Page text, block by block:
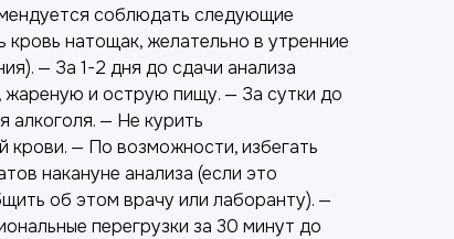
соблюдать следующие
кровь натощак, желательно в утренние
— За 1-2 дня до сдачи анализа
и острую пищу. — За сутки до
алкоголя. — Не курить
крови. — По возможности, избегать
накануне анализа (если это
об этом врачу или лаборанту). —
перегрузки за 30 минут до